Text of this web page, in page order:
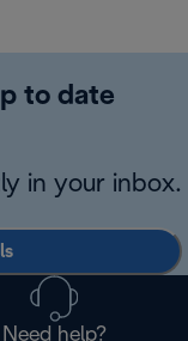
to date
in your inbox.
Need help?